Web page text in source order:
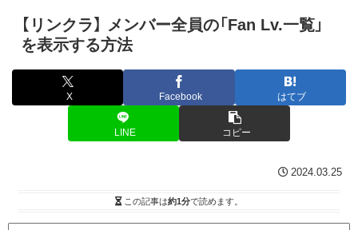
【リンクラ】 メンバー全員の「Fan Lv.一覧」
を表示する方法
X Facebook はてブ
LINE コピー
2024.03.25
この記事は約1分で読めます。